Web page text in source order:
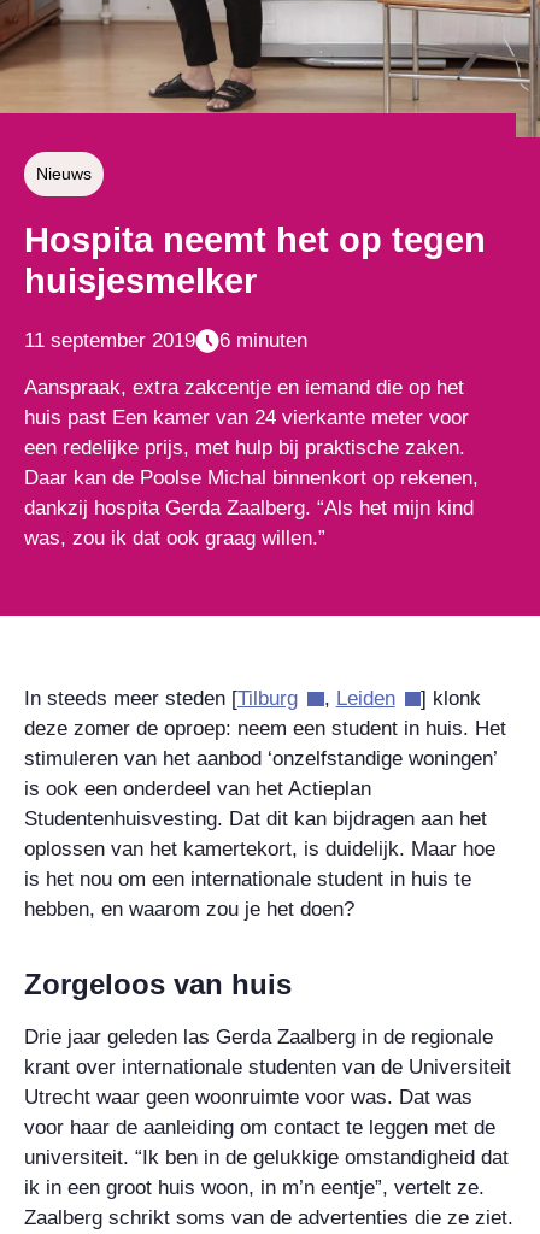
Nieuws
Hospita neemt het op tegen
huisjesmelker
11 september 2019 6 minuten
Aanspraak, extra zakcentje en iemand die op het
huis past Een kamer van 24 vierkante meter voor
een redelijke prijs, met hulp bij praktische zaken.
Daar kan de Poolse Michal binnenkort op rekenen,
dankzij hospita Gerda Zaalberg. “Als het mijn kind
was, zou ik dat ook graag willen.”
In steeds meer steden [Tilburg , Leiden
] klonk
deze zomer de oproep: neem een student in huis. Het
stimuleren van het aanbod ‘onzelfstandige woningen’
is ook een onderdeel van het Actieplan
Studentenhuisvesting. Dat dit kan bijdragen aan het
oplossen van het kamertekort, is duidelijk. Maar hoe
is het nou om een internationale student in huis te
hebben, en waarom zou je het doen?
Zorgeloos van huis
Drie jaar geleden las Gerda Zaalberg in de regionale
krant over internationale studenten van de Universiteit
Utrecht waar geen woonruimte voor was. Dat was
voor haar de aanleiding om contact te leggen met de
universiteit. “Ik ben in de gelukkige omstandigheid dat
ik in een groot huis woon, in m’n eentje”, vertelt ze.
Zaalberg schrikt soms van de advertenties die ze ziet.